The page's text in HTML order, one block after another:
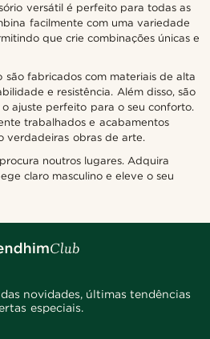
versátil é perfeito para todas as
facilmente com uma variedade
que crie combinações únicas e
são fabricados com materiais de alta
e resistência. Além disso, são
ajuste perfeito para o seu conforto.
trabalhados e acabamentos
verdadeiras obras de arte.
noutros lugares. Adquira
claro masculino e eleve o seu
novidades, últimas tendências
especiais.